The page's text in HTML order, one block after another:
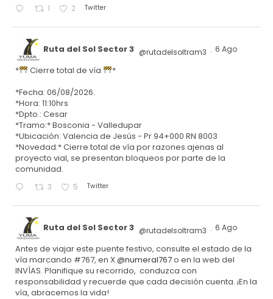
1 2 Twitter
Ruta del Sol Sector 3 @rutadelsoltram3 · 6 Ago
* Cierre total de vía
*
*Fecha: 06/08/2026.
*Hora: 11:10hrs
*Dpto.: Cesar
*Tramo:* Bosconia - Valledupar
*Ubicación: Valencia de Jesús - Pr 94+000 RN 8003
*Novedad:* Cierre total de vía por razones ajenas al
proyecto vial, se presentan bloqueos por parte de la
comunidad.
3 5 Twitter
Ruta del Sol Sector 3 @rutadelsoltram3 · 6 Ago
Antes de viajar este puente festivo, consulte el estado de la
vía marcando #767, en X@numeral767o en la web del
INVÍAS. Planifique su recorrido, conduzca con
responsabilidad y recuerde que cada decisión cuenta. ¡En la
vía, abracemos la vida!